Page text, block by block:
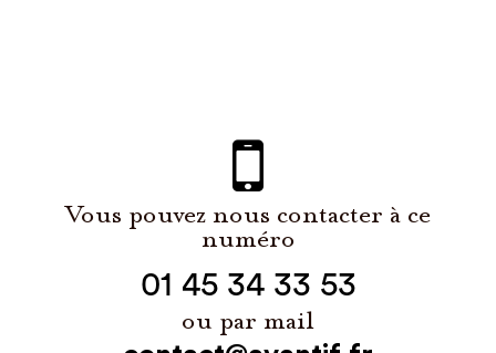
Vous pouvez nous contacter à ce
numéro
01 45 34 33 53
ou par mail